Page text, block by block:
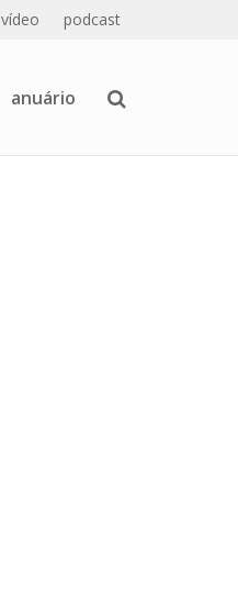
vídeo podcast
anuário